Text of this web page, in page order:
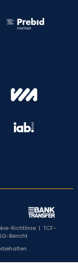
Richtlinie | TCF-
Bericht